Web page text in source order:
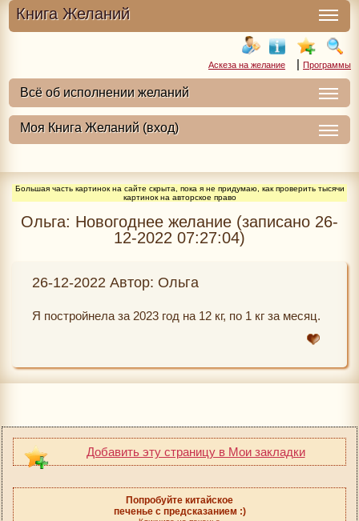
Книга Желаний
Аскеза на желание | Программы
Большая часть картинок на сайте скрыта, пока я не придумаю, как проверить тысячи
картинок на авторское право
Ольга: Новогоднее желание (записано 26-
12-2022 07:27:04)
26-12-2022 Автор: Ольга
Я постройнела за 2023 год на 12 кг, по 1 кг за месяц.
Добавить эту страницу в Мои закладки
Попробуйте китайское
печенье с предсказанием :)